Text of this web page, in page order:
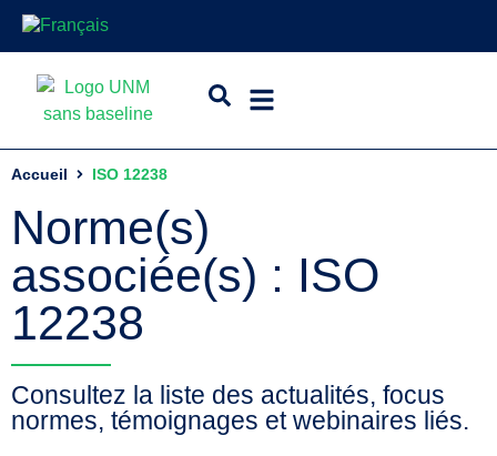
Accueil ISO 12238
Norme(s)
associée(s) : ISO
12238
Consultez la liste des actualités, focus
normes, témoignages et webinaires liés.